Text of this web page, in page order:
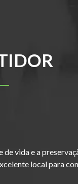
vida e a
local para